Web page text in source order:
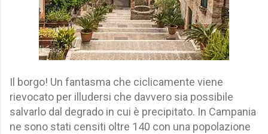
Il borgo! Un fantasma che ciclicamente viene
rievocato per illudersi che davvero sia possibile
salvarlo dal degrado in cui è precipitato. In Campania
ne sono stati censiti oltre 140 con una popolazione